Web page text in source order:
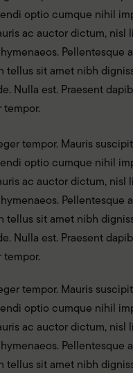
optio cumque nihil
ac auctor dictum,
Pellentesque
sit amet nibh
est. Praesent
tempor. Mauris
optio cumque nihil
ac auctor dictum,
Pellentesque
sit amet nibh
est. Praesent
tempor. Mauris
optio cumque nihil
ac auctor dictum,
Pellentesque
sit amet nibh